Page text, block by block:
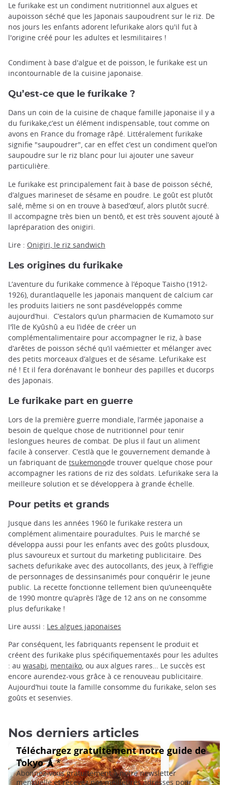
Le furikake est un condiment nutritionnel aux algues et
aupoisson séché que les Japonais saupoudrent sur le riz. De
nos jours les enfants adorent lefurikake alors qu'il fut à
l'origine créé pour les adultes et lesmilitaires !
Condiment à base d'algue et de poisson, le furikake est un
incontournable de la cuisine japonaise.
Qu’est-ce que le furikake ?
Dans un coin de la cuisine de chaque famille japonaise il y a
du furikake,c’est un élément indispensable, tout comme on
avons en France du fromage râpé. Littéralement furikake
signifie "saupoudrer", car en effet c’est un condiment quel’on
saupoudre sur le riz blanc pour lui ajouter une saveur
particulière.
Le furikake est principalement fait à base de poisson séché,
d’algues marineset de sésame en poudre. Le goût est plutôt
salé, même si on en trouve à based’œuf, alors plutôt sucré.
Il accompagne très bien un bentô, et est très souvent ajouté à
lapréparation des onigiri.
Lire : Onigiri, le riz sandwich
Les origines du furikake
L’aventure du furikake commence à l’époque Taisho (1912-
1926), durantlaquelle les japonais manquent de calcium car
les produits laitiers ne sont pasdéveloppés comme
aujourd’hui. C’estalors qu’un pharmacien de Kumamoto sur
l'île de Kyûshû a eu l’idée de créer un
complémentalimentaire pour accompagner le riz, à base
d’arêtes de poisson séché qu’il vaémietter et mélanger avec
des petits morceaux d’algues et de sésame. Lefurikake est
né ! Et il fera dorénavant le bonheur des papilles et ducorps
des Japonais.
Le furikake part en guerre
Lors de la première guerre mondiale, l’armée japonaise a
besoin de quelque chose de nutritionnel pour tenir
leslongues heures de combat. De plus il faut un aliment
facile à conserver. C’estlà que le gouvernement demande à
un fabriquant de tsukemonode trouver quelque chose pour
accompagner les rations de riz des soldats. Lefurikake sera la
meilleure solution et se développera à grande échelle.
Pour petits et grands
Jusque dans les années 1960 le furikake restera un
complément alimentaire pouradultes. Puis le marché se
développa aussi pour les enfants avec des goûts plusdoux,
plus savoureux et surtout du marketing publicitaire. Des
sachets defurikake avec des autocollants, des jeux, à l’effigie
de personnages de dessinsanimés pour conquérir le jeune
public. La recette fonctionne tellement bien qu’uneenquête
de 1990 montre qu’après l’âge de 12 ans on ne consomme
plus defurikake !
Lire aussi : Les algues japonaises
Par conséquent, les fabriquants repensent le produit et
créent des furikake plus spécifiquementaxés pour les adultes
: au wasabi, mentaiko, ou aux algues rares… Le succès est
encore aurendez-vous grâce à ce renouveau publicitaire.
Aujourd’hui toute la famille consomme du furikake, selon ses
goûts et sesenvies.
Nos derniers articles